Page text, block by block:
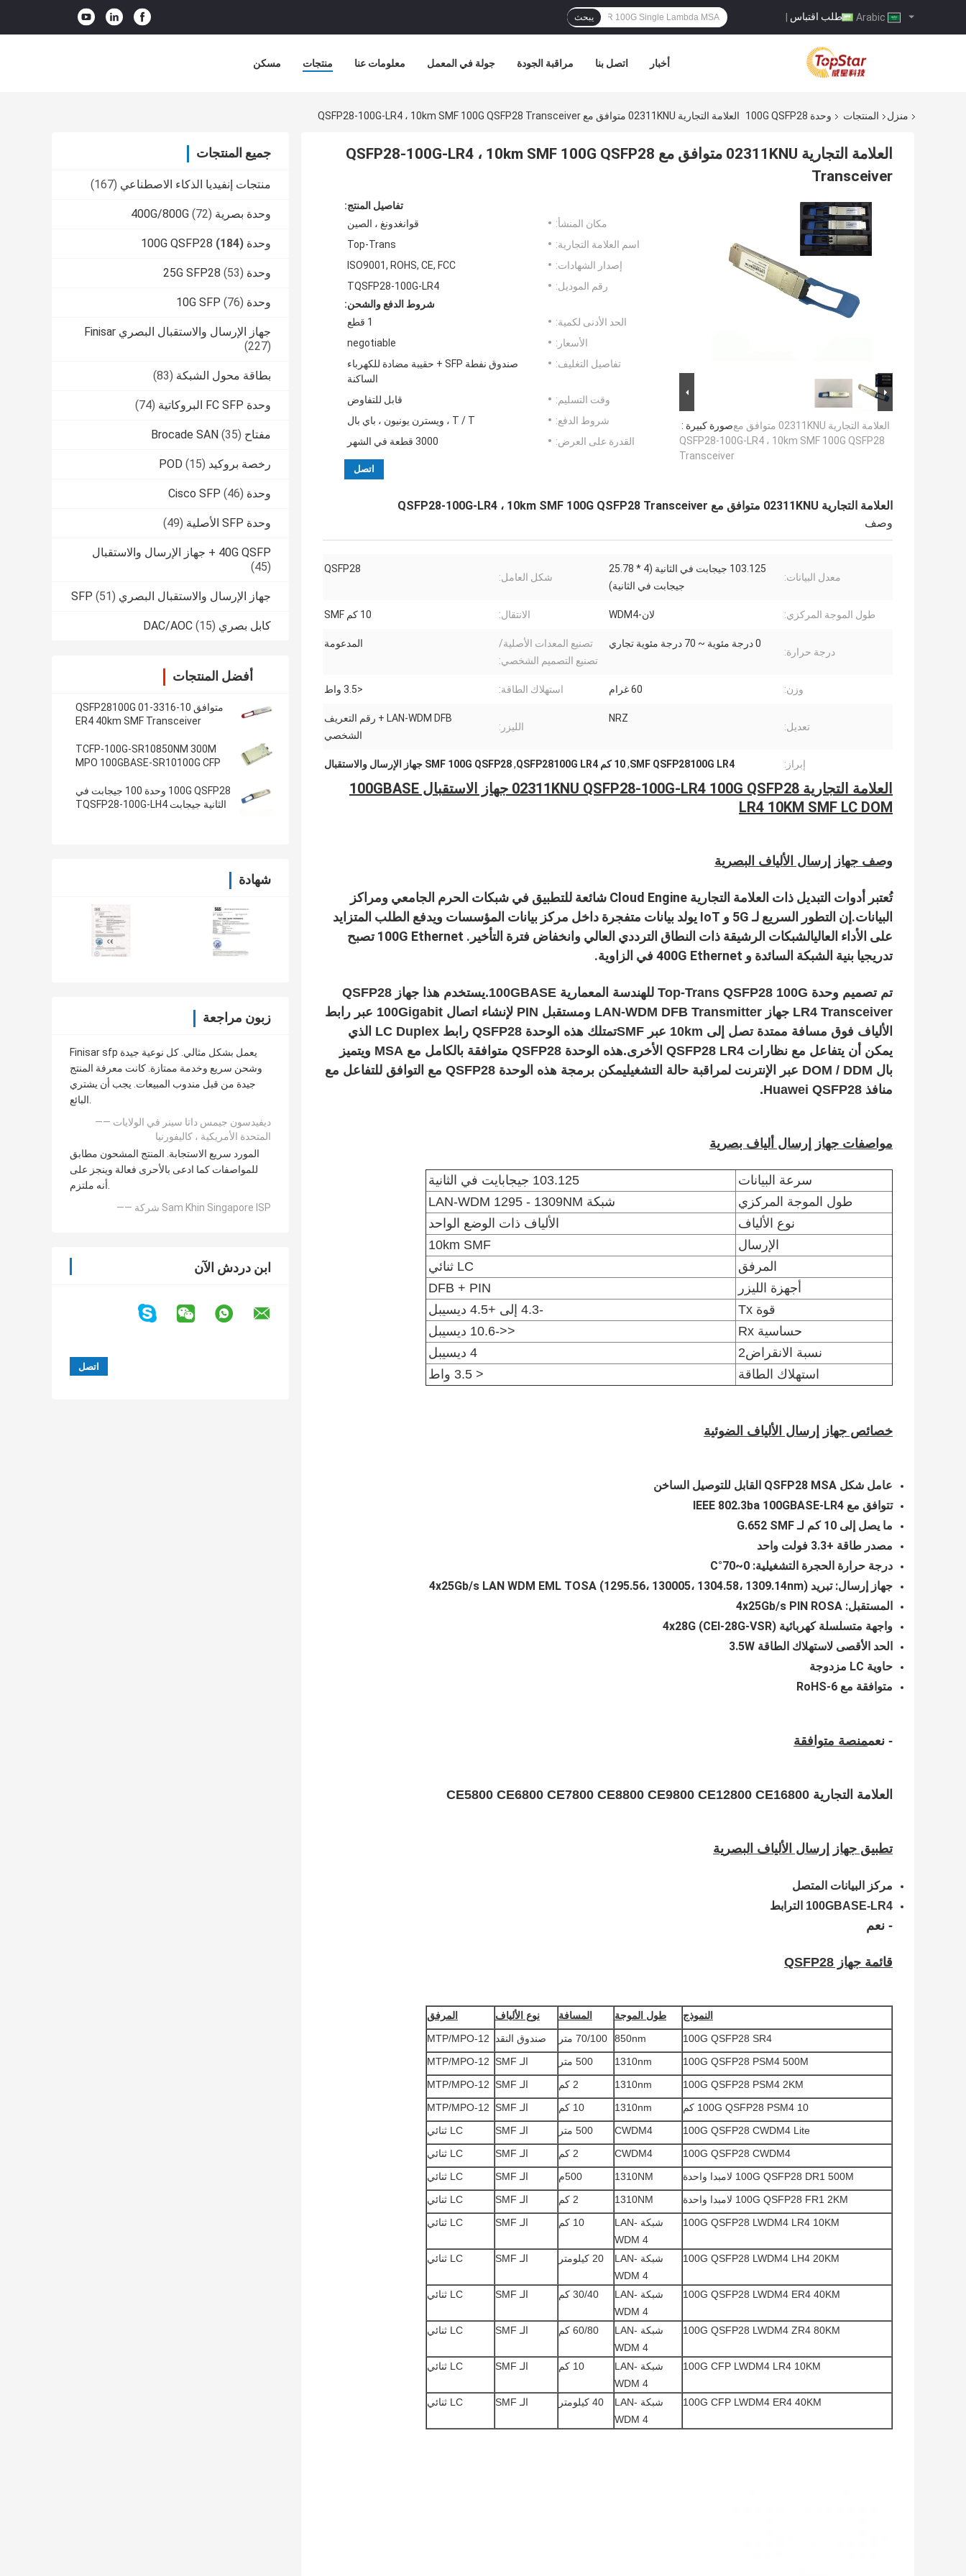
طلب اقتباس | يبحث
مسكن منتجات معلومات عنا جولة في المعمل مراقبة الجودة اتصل بنا أخبار
منزل المنتجات وحدة 100G QSFP28 العلامة التجارية 02311KNU متوافق مع QSFP28-100G-LR4 ، 10km SMF 100G QSFP28 Transceiver
جميع المنتجات
منتجات إنفيديا الذكاء الاصطناعي (167)
وحدة بصرية 400G/800G (72)
وحدة 100G QSFP28 (184)
وحدة 25G SFP28 (53)
وحدة 10G SFP (76)
جهاز الإرسال والاستقبال البصري Finisar
(227)
بطاقة محول الشبكة (83)
وحدة FC SFP البروكاتية (74)
مفتاح Brocade SAN (35)
رخصة بروكيد POD (15)
وحدة Cisco SFP (46)
وحدة SFP الأصلية (49)
40G QSFP + جهاز الإرسال والاستقبال
(45)
جهاز الإرسال والاستقبال البصري SFP (51)
كابل بصري DAC/AOC (15)
أفضل المنتجات
متوافق 10-3316-01 QSFP28100G
ER4 40km SMF Transceiver
TCFP-100G-SR10850NM 300M
MPO 100GBASE-SR10100G CFP
100G QSFP28 وحدة 100 جيجابت في
الثانية جيجابت TQSFP28-100G-LH4
شهادة
زبون مراجعة
Finisar sfp يعمل بشكل مثالي. كل نوعية جيدة
وشحن سريع وخدمة ممتازة. كانت معرفة المنتج
جيدة من قبل مندوب المبيعات. يجب أن يشتري
البائع.
—— ديفيدسون جيمس داتا سينر في الولايات
المتحدة الأمريكية ، كاليفورنيا
المورد سريع الاستجابة. المنتج المشحون مطابق
للمواصفات كما ادعى بالأحرى فعالة وينجز على
أنه ملتزم.
—— شركة Sam Khin Singapore ISP
ابن دردش الآن
العلامة التجارية 02311KNU متوافق مع QSFP28-100G-LR4 ، 10km SMF 100G QSFP28
Transceiver
صورة كبيرة :العلامة التجارية 02311KNU متوافق مع
QSFP28-100G-LR4 ، 10km SMF 100G QSFP28
Transceiver
تفاصيل المنتج:
مكان المنشأ:
قوانغدونغ ، الصين
اسم العلامة التجارية:
Top-Trans
إصدار الشهادات:
ISO9001, ROHS, CE, FCC
رقم الموديل:
TQSFP28-100G-LR4
شروط الدفع والشحن:
الحد الأدنى لكمية:
1 قطع
الأسعار:
negotiable
تفاصيل التغليف:
صندوق نفطة SFP + حقيبة مضادة للكهرباء
الساكنة
وقت التسليم:
قابل للتفاوض
شروط الدفع:
T / T ، ويسترن يونيون ، باي بال
القدرة على العرض:
3000 قطعة في الشهر
اتصل
العلامة التجارية 02311KNU متوافق مع QSFP28-100G-LR4 ، 10km SMF 100G QSFP28 Transceiver
وصف
معدل البيانات:
103.125 جيجابت في الثانية (4 * 25.78
جيجابت في الثانية)
شكل العامل:
QSFP28
طول الموجة المركزي: لان-WDM4 الانتقال: 10 كم SMF
درجة حرارة:
0 درجة مئوية ~ 70 درجة مئوية تجاري
تصنيع المعدات الأصلية/
تصنيع التصميم الشخصي:
المدعومة
وزن: 60 غرام استهلاك الطاقة: <3.5 واط
تعديل:
NRZ
الليزر:
LAN-WDM DFB + رقم التعريف
الشخصي
إبراز: SMF QSFP28100G LR4
,10 كم QSFP28100G LR4 ,SMF 100G QSFP28 جهاز الإرسال والاستقبال
العلامة التجارية 02311KNU QSFP28-100G-LR4 100G QSFP28 جهاز الاستقبال 100GBASE
LR4 10KM SMF LC DOM
وصف جهاز إرسال الألياف البصرية
تُعتبر أدوات التبديل ذات العلامة التجارية Cloud Engine شائعة للتطبيق في شبكات الحرم الجامعي ومراكز
البيانات.إن التطور السريع لـ 5G و IoT يولد بيانات متفجرة داخل مركز بيانات المؤسسات ويدفع الطلب المتزايد
على الأداء العاليالشبكات الرشيقة ذات النطاق الترددي العالي وانخفاض فترة التأخير. 100G Ethernet تصبح
تدريجيا بنية الشبكة السائدة و 400G Ethernet في الزاوية.
تم تصميم وحدة Top-Trans QSFP28 100G للهندسة المعمارية 100GBASE.يستخدم هذا جهاز QSFP28
LR4 Transceiver جهاز LAN-WDM DFB Transmitter ومستقبل PIN لإنشاء اتصال 100Gigabit عبر رابط
الألياف فوق مسافة ممتدة تصل إلى 10km عبر SMFتمتلك هذه الوحدة QSFP28 رابط LC Duplex الذي
يمكن أن يتفاعل مع نظارات QSFP28 LR4 الأخرى.هذه الوحدة QSFP28 متوافقة بالكامل مع MSA ويتميز
بال DOM / DDM عبر الإنترنت لمراقبة حالة التشغيليمكن برمجة هذه الوحدة QSFP28 مع التوافق للتفاعل مع
منافذ Huawei QSFP28.
مواصفات جهاز إرسال ألياف بصرية
سرعة البيانات
103.125 جيجابايت في الثانية
طول الموجة المركزي
شبكة LAN-WDM 1295 - 1309NM
نوع الألياف
الألياف ذات الوضع الواحد
الإرسال
10km SMF
المرفق
LC ثنائي
أجهزة الليزر
DFB + PIN
قوة Tx
-4.3 إلى +4.5 ديسيبل
حساسية Rx
<<-10.6 ديسيبل
نسبة الانقراض2
4 ديسيبل
استهلاك الطاقة
< 3.5 واط
خصائص جهاز إرسال الألياف الضوئية
عامل شكل QSFP28 MSA القابل للتوصيل الساخن
تتوافق مع IEEE 802.3ba 100GBASE-LR4
ما يصل إلى 10 كم لـ G.652 SMF
مصدر طاقة +3.3 فولت واحد
درجة حرارة الحجرة التشغيلية: 0~70°C
جهاز إرسال: تبريد 4x25Gb/s LAN WDM EML TOSA (1295.56، 130005، 1304.58، 1309.14nm)
المستقبل: 4x25Gb/s PIN ROSA
واجهة متسلسلة كهربائية 4x28G (CEI-28G-VSR)
الحد الأقصى لاستهلاك الطاقة 3.5W
حاوية LC مزدوجة
متوافقة مع RoHS-6
- نعممنصة متوافقة
العلامة التجارية CE5800 CE6800 CE7800 CE8800 CE9800 CE12800 CE16800
تطبيق جهاز إرسال الألياف البصرية
مركز البيانات المتصل
100GBASE-LR4 الترابط
- نعم
قائمة جهاز QSFP28
النموذج طول الموجة المسافة نوع الألياف
المرفق
100G QSFP28 SR4
850nm 70/100 متر صندوق النقد MTP/MPO-12
100G QSFP28 PSM4 500M
1310nm 500 متر الـ SMF
MTP/MPO-12
100G QSFP28 PSM4 2KM
1310nm 2 كم الـ SMF
MTP/MPO-12
100G QSFP28 PSM4 10 كم
1310nm 10 كم الـ SMF
MTP/MPO-12
100G QSFP28 CWDM4 Lite
CWDM4 500 متر الـ SMF
LC ثنائي
100G QSFP28 CWDM4
CWDM4 2 كم الـ SMF
LC ثنائي
100G QSFP28 DR1 500M لامبدا واحدة
1310NM 500م الـ SMF
LC ثنائي
100G QSFP28 FR1 2KM لامبدا واحدة
1310NM 2 كم الـ SMF
LC ثنائي
100G QSFP28 LWDM4 LR4 10KM
شبكة LAN-
WDM 4
10 كم الـ SMF LC ثنائي
100G QSFP28 LWDM4 LH4 20KM
شبكة LAN-
WDM 4
20 كيلومتر الـ SMF LC ثنائي
100G QSFP28 LWDM4 ER4 40KM
شبكة LAN-
WDM 4
30/40 كم الـ SMF LC ثنائي
100G QSFP28 LWDM4 ZR4 80KM
شبكة LAN-
WDM 4
60/80 كم الـ SMF LC ثنائي
100G CFP LWDM4 LR4 10KM
شبكة LAN-
WDM 4
10 كم الـ SMF LC ثنائي
100G CFP LWDM4 ER4 40KM
شبكة LAN-
WDM 4
40 كيلومتر الـ SMF LC ثنائي